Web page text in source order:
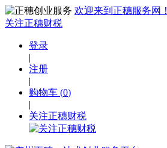
欢迎来到正穗服务网！
关注正穗财税
登录
|
注册
|
购物车 (0)
|
关注正穗财税